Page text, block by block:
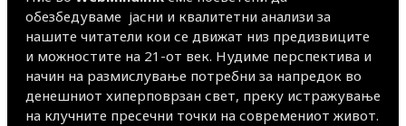
обезбедуваме јасни и квалитетни анализи за
нашите читатели кои се движат низ предизвиците
и можностите на 21-от век. Нудиме перспектива и
начин на размислување потребни за напредок во
денешниот хиперповрзан свет, преку истражување
на клучните пресечни точки на современиот живот.